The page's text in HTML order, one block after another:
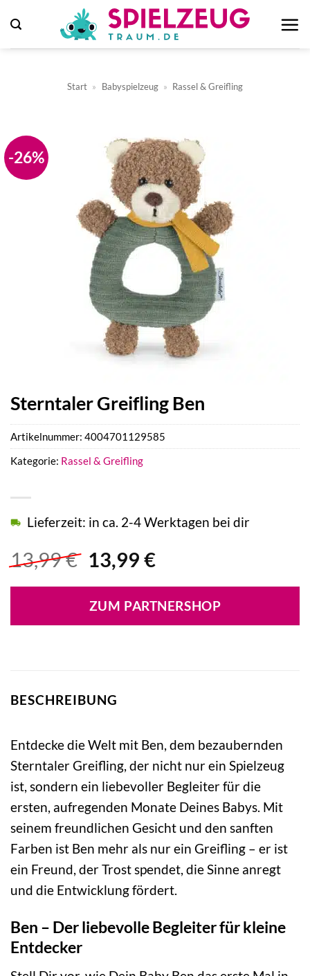
Inhalt
springen
Start » Babyspielzeug » Rassel & Greifling
-26%
Sterntaler Greifling Ben
13,99€ Ursprünglicher
war:
13,99 €
13,99 €Aktueller
ist:
13,99 €.
Lieferzeit: in ca. 2-4 Werktagen bei dir
ZUM PARTNERSHOP
Artikelnummer: 4004701129585
Kategorie: Rassel & Greifling
BESCHREIBUNG
Entdecke die Welt mit Ben, dem bezaubernden
Sterntaler Greifling, der nicht nur ein Spielzeug
ist, sondern ein liebevoller Begleiter für die
ersten, aufregenden Monate Deines Babys. Mit
seinem freundlichen Gesicht und den sanften
Farben ist Ben mehr als nur ein Greifling – er ist
ein Freund, der Trost spendet, die Sinne anregt
und die Entwicklung fördert.
Ben – Der liebevolle Begleiter für kleine
Entdecker